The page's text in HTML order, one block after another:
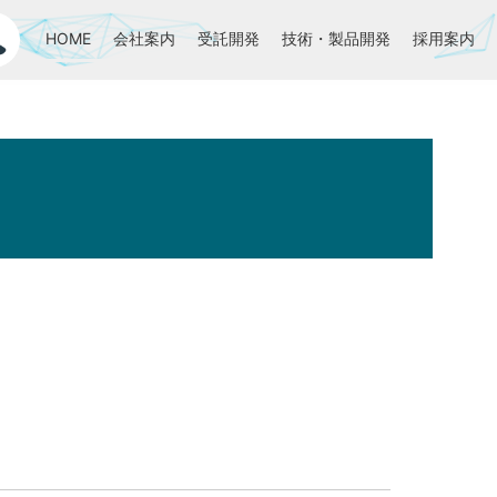
HOME 会社案内 受託開発 技術・製品開発 採用案内